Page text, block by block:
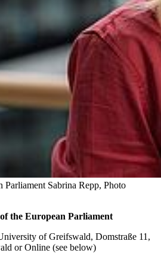
Parliament Sabrina Repp, Photo
the European Parliament
of Greifswald, Domstraße 11,
or Online (see below)